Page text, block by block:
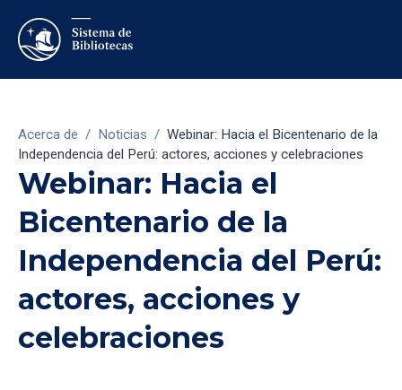
Acerca de / Noticias / Webinar: Hacia el Bicentenario de la
Independencia del Perú: actores, acciones y celebraciones
Webinar: Hacia el
Bicentenario de la
Independencia del Perú:
actores, acciones y
celebraciones